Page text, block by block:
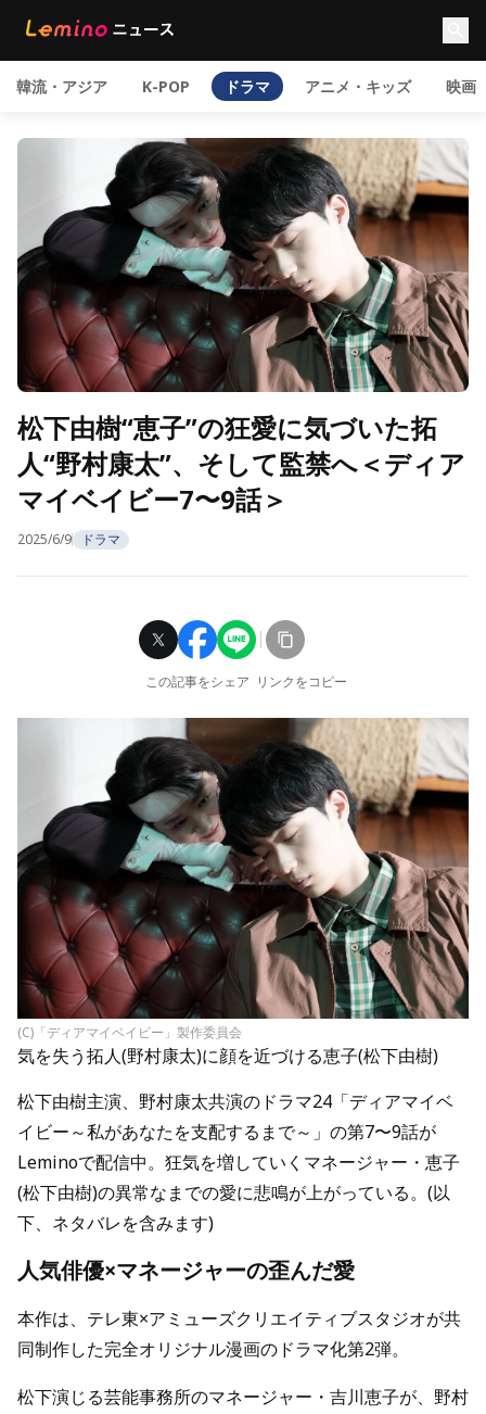
韓流・アジア K-POP ドラマ アニメ・キッズ 映画
松下由樹“恵子”の狂愛に気づいた拓
人“野村康太”、そして監禁へ＜ディア
マイベイビー7〜9話＞
2025/6/9 ドラマ
この記事をシェア リンクをコピー
(C)「ディアマイベイビー」製作委員会
気を失う拓人(野村康太)に顔を近づける恵子(松下由樹)
松下由樹主演、野村康太共演のドラマ24「ディアマイベ
イビー～私があなたを支配するまで～」の第7〜9話が
Leminoで配信中。狂気を増していくマネージャー・恵子
(松下由樹)の異常なまでの愛に悲鳴が上がっている。(以
下、ネタバレを含みます)
人気俳優×マネージャーの歪んだ愛
本作は、テレ東×アミューズクリエイティブスタジオが共
同制作した完全オリジナル漫画のドラマ化第2弾。
松下演じる芸能事務所のマネージャー・吉川恵子が、野村